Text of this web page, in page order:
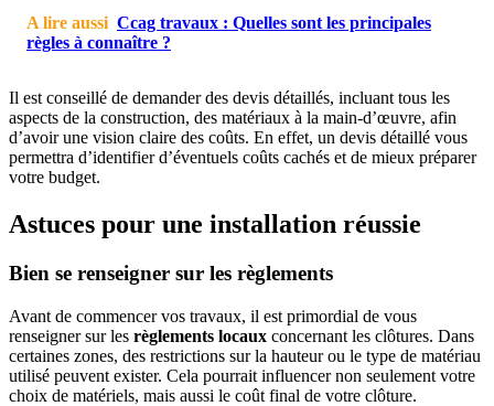
A lire aussi Ccag travaux : Quelles sont les principales
règles à connaître ?
Il est conseillé de demander des devis détaillés, incluant tous les
aspects de la construction, des matériaux à la main-d’œuvre, afin
d’avoir une vision claire des coûts. En effet, un devis détaillé vous
permettra d’identifier d’éventuels coûts cachés et de mieux préparer
votre budget.
Astuces pour une installation réussie
Bien se renseigner sur les règlements
Avant de commencer vos travaux, il est primordial de vous
renseigner sur les règlements locaux concernant les clôtures. Dans
certaines zones, des restrictions sur la hauteur ou le type de matériau
utilisé peuvent exister. Cela pourrait influencer non seulement votre
choix de matériels, mais aussi le coût final de votre clôture.